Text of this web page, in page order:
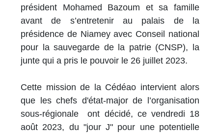
président Mohamed Bazoum et sa famille
avant de s’entretenir au palais de la
présidence de Niamey avec Conseil national
pour la sauvegarde de la patrie (CNSP), la
junte qui a pris le pouvoir le 26 juillet 2023.
Cette mission de la Cédéao intervient alors
que les chefs d'état-major de l’organisation
sous-régionale ont décidé, ce vendredi 18
août 2023, du "jour J" pour une potentielle